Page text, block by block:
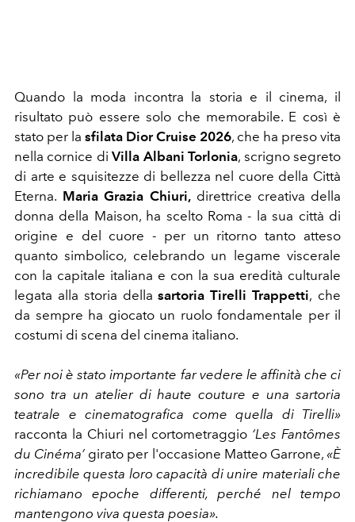
Quando la moda incontra la storia e il cinema, il
risultato può essere solo che memorabile. E così è
stato per la sfilata Dior Cruise 2026, che ha preso vita
nella cornice diVilla Albani Torlonia, scrigno segreto
di arte e squisitezze di bellezza nel cuore della Città
Eterna. Maria Grazia Chiuri,direttrice creativa della
donna della Maison, ha scelto Roma - la sua città di
origine e del cuore - per un ritorno tanto atteso
quanto simbolico, celebrando un legame viscerale
con la capitale italiana e con la sua eredità culturale
legata alla storia dellasartoria Tirelli Trappetti, che
da sempre ha giocato un ruolo fondamentale per il
costumi di scena del cinema italiano.
«Per noi è stato importante far vedere le affinità che ci
sono tra un atelier di haute couture e una sartoria
teatrale e cinematografica come quella di Tirelli»
racconta la Chiuri nel cortometraggio ‘Les Fantômes
du Cinéma’ girato per l'occasione Matteo Garrone, «È
incredibile questa loro capacità di unire materiali che
richiamano epoche differenti, perché nel tempo
mantengono viva questa poesia».